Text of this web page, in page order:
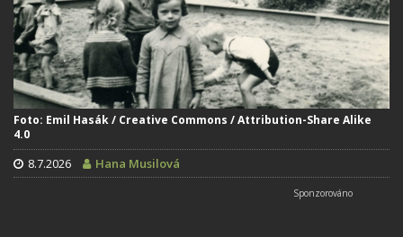
Foto: Emil Hasák / Creative Commons / Attribution-Share Alike
4.0
8.7.2026 Hana Musilová